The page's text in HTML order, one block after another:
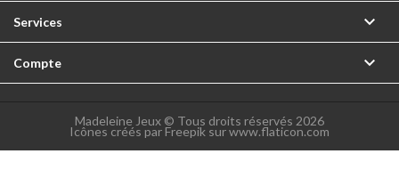
Services 
Compte 
Madeleine Jeux © Tous droits réservés 2026
Icônes créés par Freepik sur www.flaticon.com